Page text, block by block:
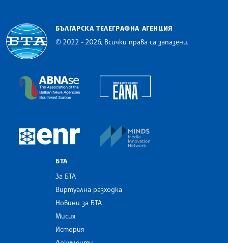
БЪЛГАРСКА ТЕЛЕГРАФНА АГЕНЦИЯ
© 2022 - 2026, Всички права са запазени.
The Assocoation of the Balkan News Agencies
European Newsroom
БТА
За БТА
Виртуална разходка
Новини за БТА
Мисия
История